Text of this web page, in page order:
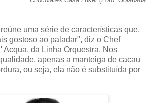
uma série de características que,
gostoso ao paladar", diz o Chef
Acqua, da Linha Orquestra. Nos
apenas a manteiga de cacau
ou seja, ela não é substituída por